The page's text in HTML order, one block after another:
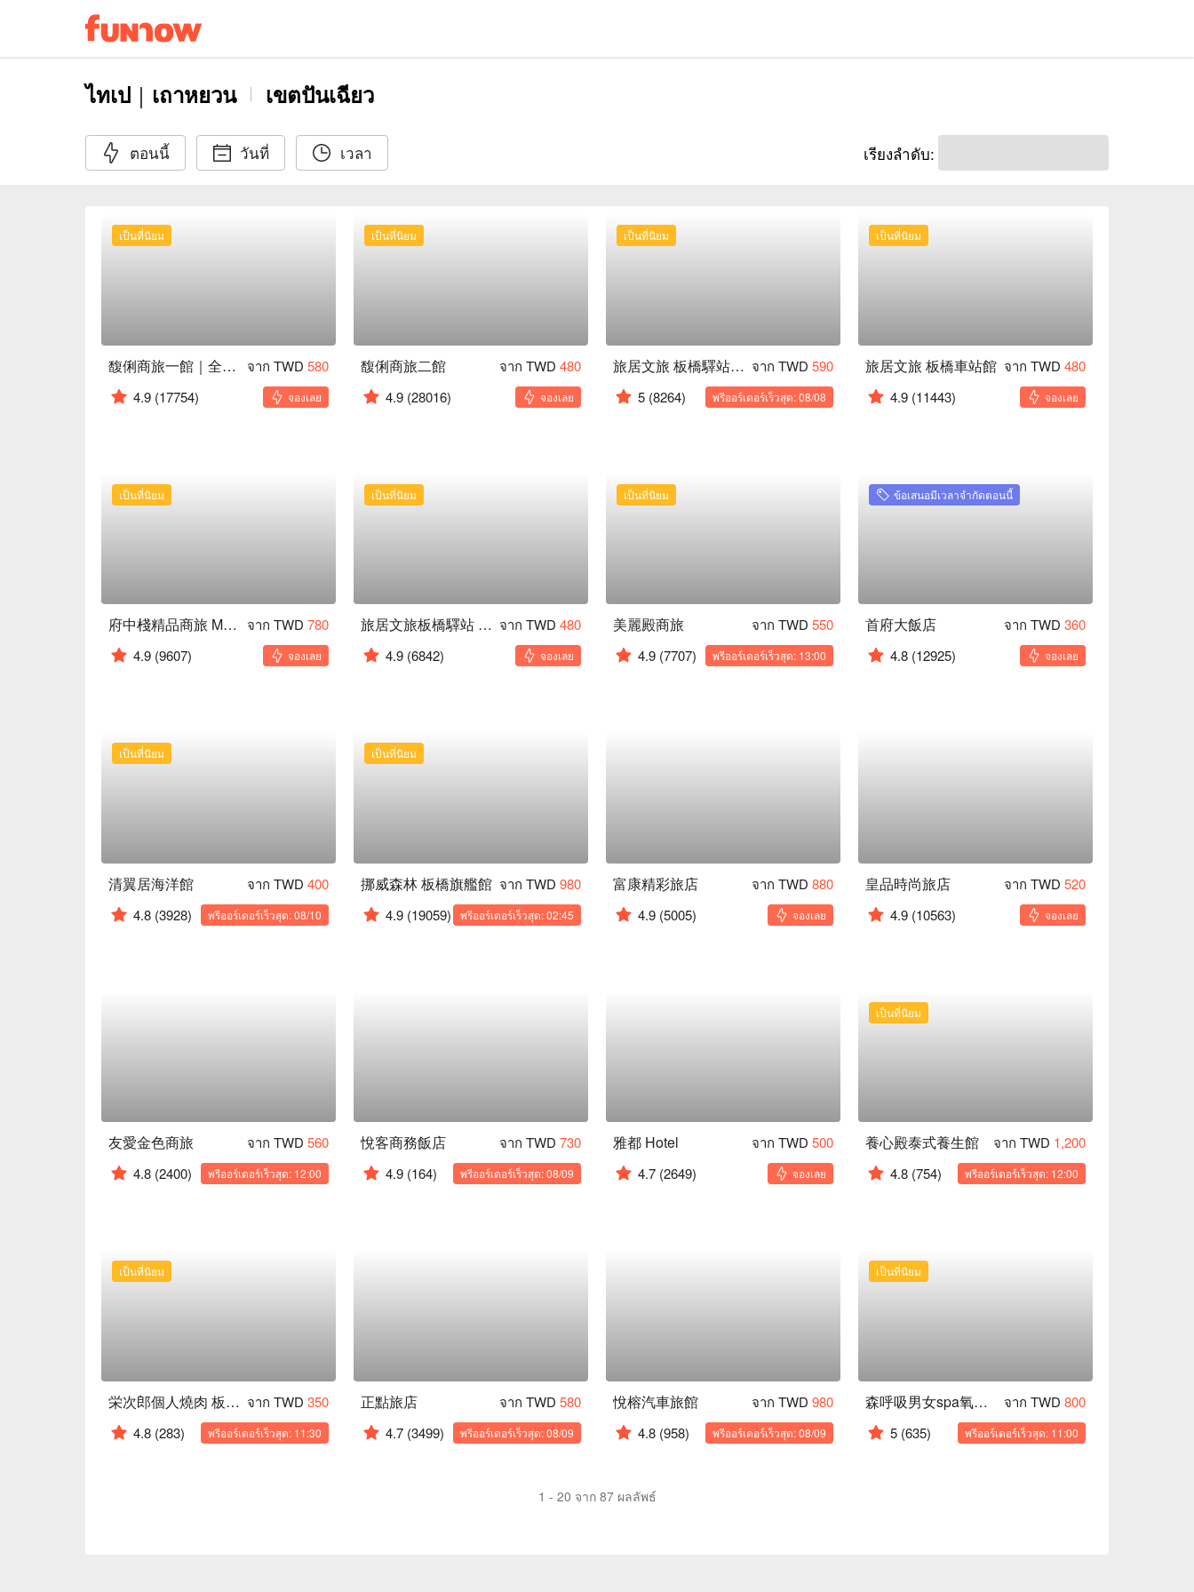
ไทเป｜เถาหยวน เขตปันเฉียว
ตอนนี้ วันที่ เวลา เรียงลำดับ:
เป็นที่นิยม
馥俐商旅一館｜全新裝潢 จาก TWD 580
4.9 (17754) จองเลย
เป็นที่นิยม
馥俐商旅二館 จาก TWD 480
4.9 (28016) จองเลย
เป็นที่นิยม
旅居文旅 板橋驛站亞東館 จาก TWD 590
5 (8264) พรีออร์เดอร์เร็วสุด: 08/08
เป็นที่นิยม
旅居文旅 板橋車站館 จาก TWD 480
4.9 (11443) จองเลย
เป็นที่นิยม
府中棧精品商旅 MRT Hotel จาก TWD 780
4.9 (9607) จองเลย
เป็นที่นิยม
旅居文旅板橋驛站 湳雅夜市館 จาก TWD 480
4.9 (6842) จองเลย
เป็นที่นิยม
美麗殿商旅 จาก TWD 550
4.9 (7707) พรีออร์เดอร์เร็วสุด: 13:00
ข้อเสนอมีเวลาจำกัดตอนนี้
首府大飯店 จาก TWD 360
4.8 (12925) จองเลย
เป็นที่นิยม
清翼居海洋館 จาก TWD 400
4.8 (3928) พรีออร์เดอร์เร็วสุด: 08/10
เป็นที่นิยม
挪威森林 板橋旗艦館 จาก TWD 980
4.9 (19059) พรีออร์เดอร์เร็วสุด: 02:45
富康精彩旅店 จาก TWD 880
4.9 (5005) จองเลย
皇品時尚旅店 จาก TWD 520
4.9 (10563) จองเลย
友愛金色商旅 จาก TWD 560
4.8 (2400) พรีออร์เดอร์เร็วสุด: 12:00
悅客商務飯店 จาก TWD 730
4.9 (164) พรีออร์เดอร์เร็วสุด: 08/09
雅都 Hotel จาก TWD 500
4.7 (2649) จองเลย
เป็นที่นิยม
養心殿泰式養生館 จาก TWD 1,200
4.8 (754) พรีออร์เดอร์เร็วสุด: 12:00
เป็นที่นิยม
栄次郎個人燒肉 板橋文化店 จาก TWD 350
4.8 (283) พรีออร์เดอร์เร็วสุด: 11:30
正點旅店 จาก TWD 580
4.7 (3499) พรีออร์เดอร์เร็วสุด: 08/09
悅榕汽車旅館 จาก TWD 980
4.8 (958) พรีออร์เดอร์เร็วสุด: 08/09
เป็นที่นิยม
森呼吸男女spa氧身會館 จาก TWD 800
5 (635) พรีออร์เดอร์เร็วสุด: 11:00
1 - 20 จาก 87 ผลลัพธ์